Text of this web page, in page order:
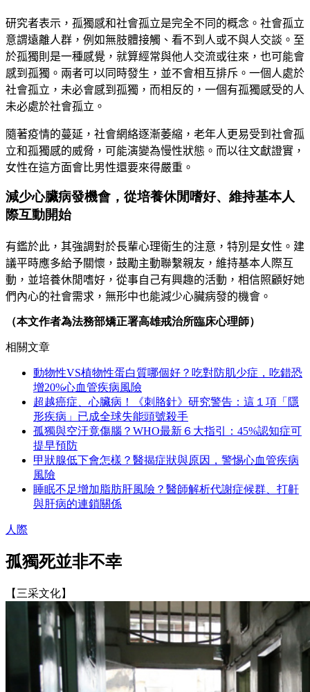
研究者表示，孤獨感和社會孤立是完全不同的概念。社會孤立
意謂遠離人群，例如無肢體接觸、看不到人或不與人交談。至
於孤獨則是一種感覺，就算經常與他人交流或往來，也可能會
感到孤獨。 兩者可以同時發生，並不會相互排斥。一個人處於
社會孤立，未必會感到孤獨，而相反的，一個有孤獨感受的人
未必處於社會孤立。
隨著疫情的蔓延，社會網絡逐漸萎縮，老年人更易受到社會孤
立和孤獨感的威脅，可能演變為慢性狀態。而以往文獻證實，
女性在這方面會比男性還要來得嚴重。
減少心臟病發機會，從培養休閒嗜好、維持基本人
際互動開始
有鑑於此，其強調對於長輩心理衛生的注意，特別是女性。建
議平時應多給予關懷，鼓勵主動聯繫親友，維持基本人際互
動，並培養休閒嗜好，從事自己有興趣的活動，相信照顧好她
們內心的社會需求，無形中也能減少心臟病發的機會。
（本文作者為法務部矯正署高雄戒治所臨床心理師）
相關文章
動物性VS植物性蛋白質哪個好？吃對防肌少症，吃錯恐
增20%心血管疾病風險
超越癌症、心臟病！《刺胳針》研究警告：這１項「隱
形疾病」已成全球失能頭號殺手
孤獨與空汙竟傷腦？WHO最新６大指引：45%認知症可
提早預防
甲狀腺低下會怎樣？醫揭症狀與原因，警惕心血管疾病
風險
睡眠不足增加脂肪肝風險？醫師解析代謝症候群、打鼾
與肝病的連鎖關係
人際
孤獨死並非不幸
【三采文化】